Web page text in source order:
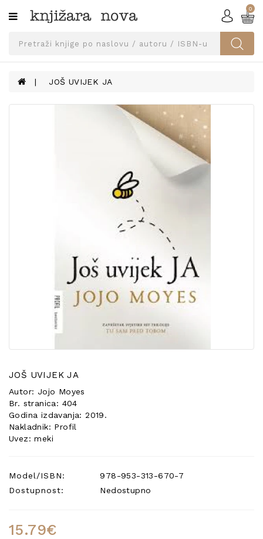
Kategorije
SVEUČILIŠNA
UDŽBENICI
KNJIGE
0
JOŠ UVIJEK JA
JOŠ UVIJEK JA
Autor: Jojo Moyes
Br. stranica: 404
Godina izdavanja: 2019.
Nakladnik: Profil
Uvez: meki
Model/ISBN:
978-953-313-670-7
Dostupnost:
Nedostupno
15.79€